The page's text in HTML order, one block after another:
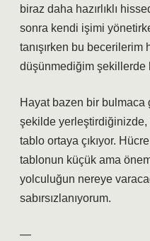
biraz daha hazırlıklı
sonra kendi işimi
tanışırken bu becerilerim
düşünmediğim şekillerde
Hayat bazen bir bulmaca
şekilde yerleştirdiğinizde,
tablo ortaya çıkıyor.
tablonun küçük ama
yolculuğun nereye
sabırsızlanıyorum.
—